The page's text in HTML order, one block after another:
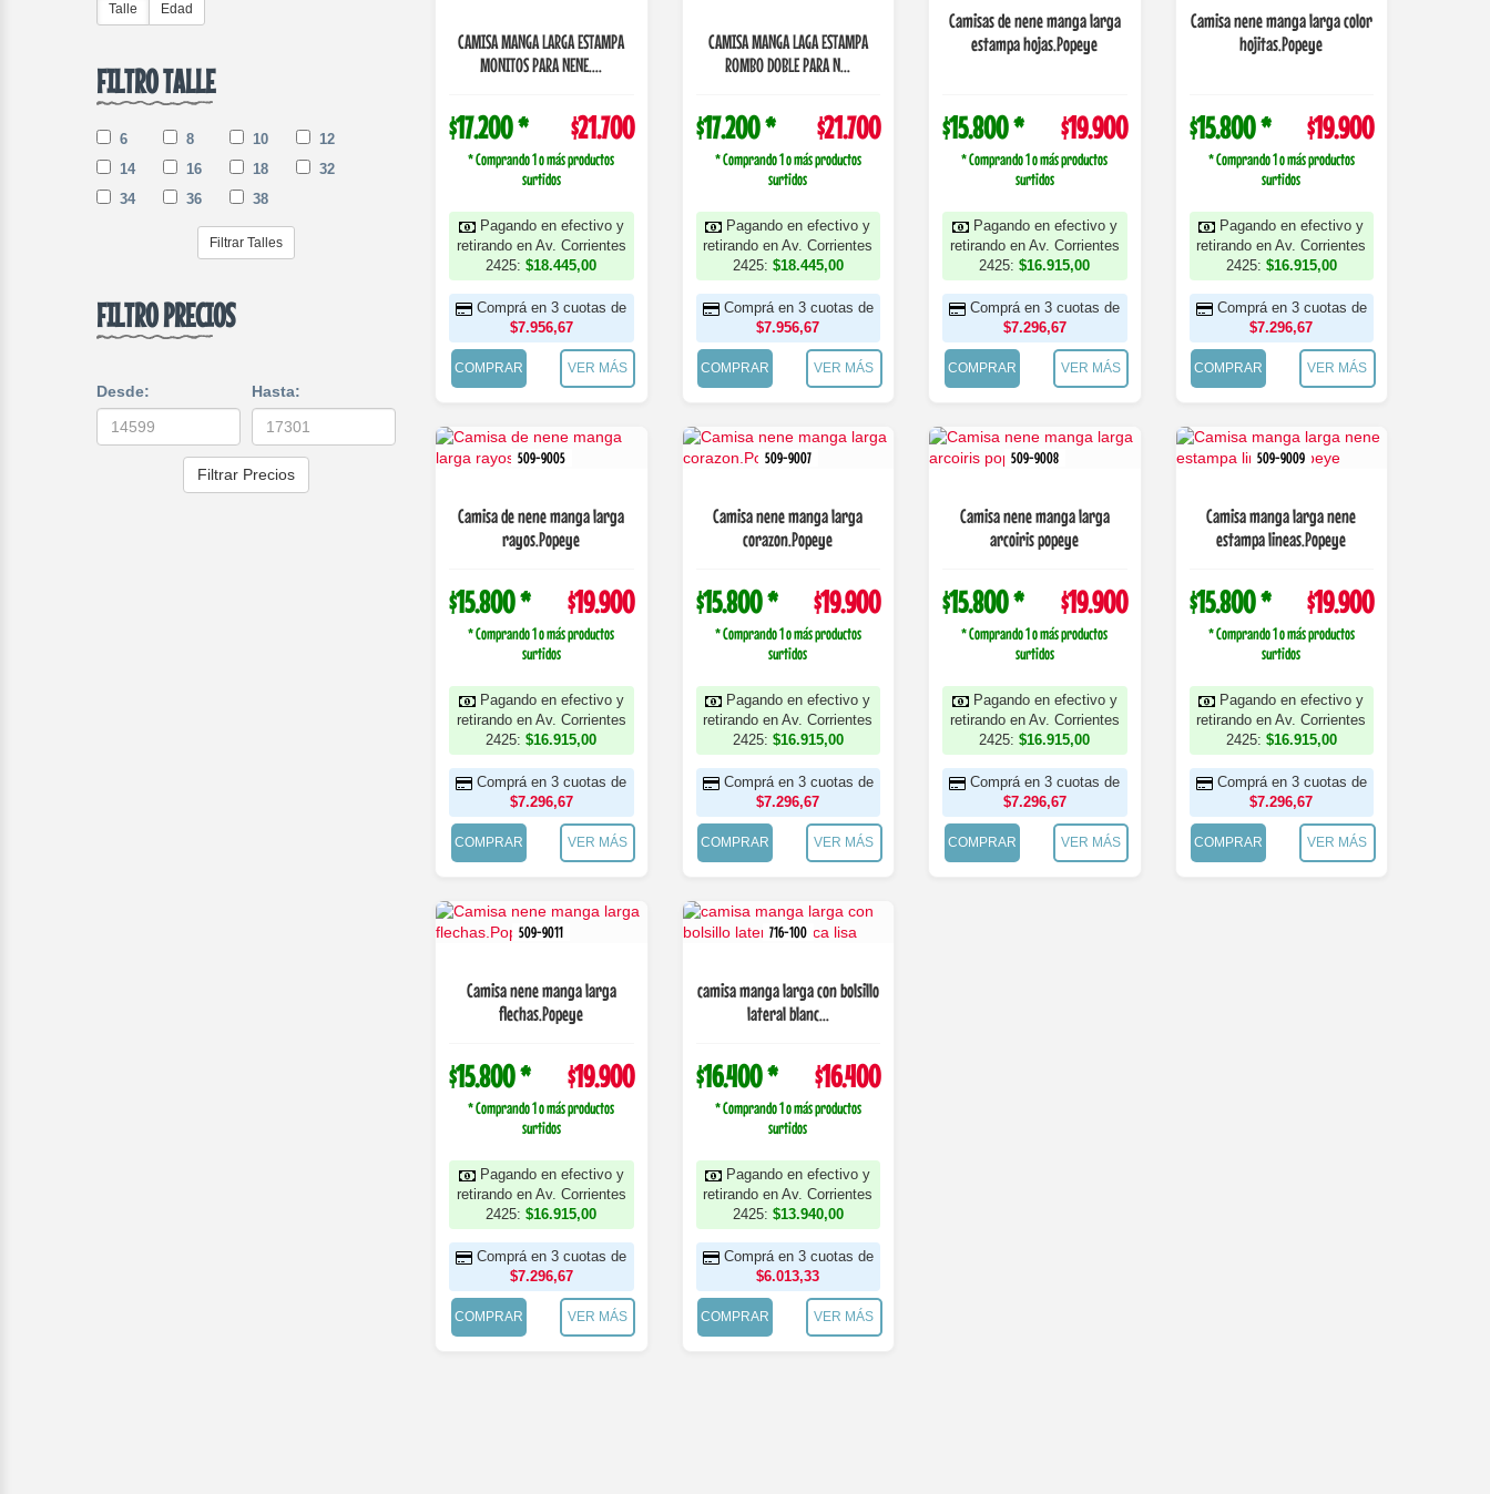
Talle Edad
FILTRO TALLE
6 8 10
12
14
16 18
32
34
36 38
Filtrar Talles
FILTRO PRECIOS
Desde: Hasta:
Filtrar Precios
CAMISA MANGA LARGA ESTAMPA
MONITOS PARA NENE....
$17.200 * $21.700
* Comprando 1 o más productos
surtidos
Pagando en efectivo y
retirando en Av. Corrientes
2425:$18.445,00
Comprá en 3 cuotas de
$7.956,67
COMPRAR VER MÁS
CAMISA MANGA LAGA ESTAMPA
ROMBO DOBLE PARA N...
$17.200 * $21.700
* Comprando 1 o más productos
surtidos
Pagando en efectivo y
retirando en Av. Corrientes
2425: $18.445,00
Comprá en 3 cuotas de
$7.956,67
COMPRAR VER MÁS
Camisas de nene manga larga
estampa hojas.Popeye
$15.800 * $19.900
* Comprando 1 o más productos
surtidos
Pagando en efectivo y
retirando en Av. Corrientes
2425:$16.915,00
Comprá en 3 cuotas de
$7.296,67
COMPRAR VER MÁS
Camisa nene manga larga color
hojitas.Popeye
$15.800 * $19.900
* Comprando 1 o más productos
surtidos
Pagando en efectivo y
retirando en Av. Corrientes
2425: $16.915,00
Comprá en 3 cuotas de
$7.296,67
COMPRAR VER MÁS
509-9005
Camisa de nene manga larga
rayos.Popeye
$15.800 * $19.900
* Comprando 1 o más productos
surtidos
Pagando en efectivo y
retirando en Av. Corrientes
2425:$16.915,00
Comprá en 3 cuotas de
$7.296,67
COMPRAR VER MÁS
509-9007
Camisa nene manga larga
corazon.Popeye
$15.800 * $19.900
* Comprando 1 o más productos
surtidos
Pagando en efectivo y
retirando en Av. Corrientes
2425: $16.915,00
Comprá en 3 cuotas de
$7.296,67
COMPRAR VER MÁS
509-9008
Camisa nene manga larga
arcoiris popeye
$15.800 * $19.900
* Comprando 1 o más productos
surtidos
Pagando en efectivo y
retirando en Av. Corrientes
2425:$16.915,00
Comprá en 3 cuotas de
$7.296,67
COMPRAR VER MÁS
509-9009
Camisa manga larga nene
estampa lineas.Popeye
$15.800 * $19.900
* Comprando 1 o más productos
surtidos
Pagando en efectivo y
retirando en Av. Corrientes
2425: $16.915,00
Comprá en 3 cuotas de
$7.296,67
COMPRAR VER MÁS
509-9011
Camisa nene manga larga
flechas.Popeye
$15.800 * $19.900
* Comprando 1 o más productos
surtidos
Pagando en efectivo y
retirando en Av. Corrientes
2425:$16.915,00
Comprá en 3 cuotas de
$7.296,67
COMPRAR VER MÁS
716-100
camisa manga larga con bolsillo
lateral blanc...
$16.400 * $16.400
* Comprando 1 o más productos
surtidos
Pagando en efectivo y
retirando en Av. Corrientes
2425: $13.940,00
Comprá en 3 cuotas de
$6.013,33
COMPRAR VER MÁS